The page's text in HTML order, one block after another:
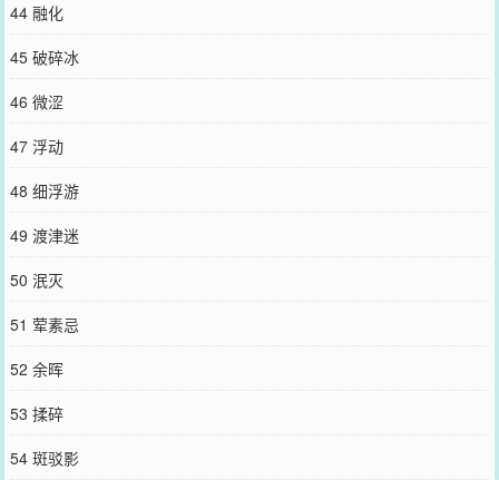
44 融化
45 破碎冰
46 微涩
47 浮动
48 细浮游
49 渡津迷
50 泯灭
51 荤素忌
52 余晖
53 揉碎
54 斑驳影